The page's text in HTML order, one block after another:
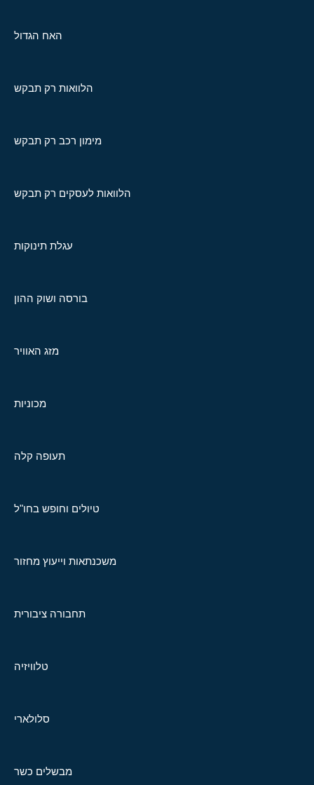
האח הגדול
הלוואות רק תבקש
מימון רכב רק תבקש
הלוואות לעסקים רק תבקש
עגלת תינוקות
בורסה ושוק ההון
מזג האוויר
מכוניות
תעופה קלה
טיולים וחופש בחו"ל
משכנתאות וייעוץ מחזור
תחבורה ציבורית
טלוויזיה
סלולארי
מבשלים כשר